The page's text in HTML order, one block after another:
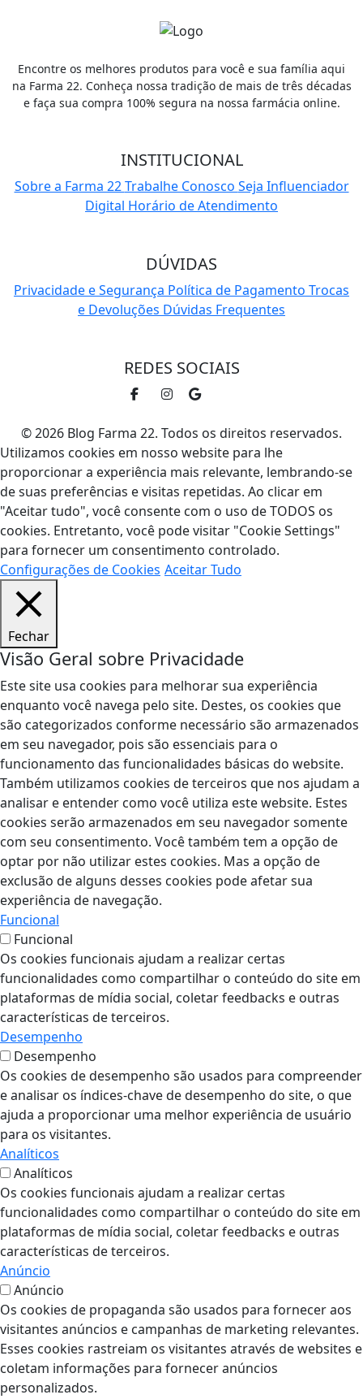
Encontre os melhores produtos para você e sua família aqui
na Farma 22. Conheça nossa tradição de mais de três décadas
e faça sua compra 100% segura na nossa farmácia online.
INSTITUCIONAL
Sobre a Farma 22Trabalhe Conosco Seja Influenciador
Digital Horário de Atendimento
DÚVIDAS
Privacidade e Segurança Política de Pagamento Trocas
e Devoluções Dúvidas Frequentes
REDES SOCIAIS
© 2026 Blog Farma 22. Todos os direitos reservados.
Utilizamos cookies em nosso website para lhe
proporcionar a experiência mais relevante, lembrando-se
de suas preferências e visitas repetidas. Ao clicar em
"Aceitar tudo", você consente com o uso de TODOS os
cookies. Entretanto, você pode visitar "Cookie Settings"
para fornecer um consentimento controlado.
Configurações de Cookies Aceitar Tudo
Fechar
Visão Geral sobre Privacidade
Este site usa cookies para melhorar sua experiência
enquanto você navega pelo site. Destes, os cookies que
são categorizados conforme necessário são armazenados
em seu navegador, pois são essenciais para o
funcionamento das funcionalidades básicas do website.
Também utilizamos cookies de terceiros que nos ajudam a
analisar e entender como você utiliza este website. Estes
cookies serão armazenados em seu navegador somente
com seu consentimento. Você também tem a opção de
optar por não utilizar estes cookies. Mas a opção de
exclusão de alguns desses cookies pode afetar sua
experiência de navegação.
Funcional
Funcional
Os cookies funcionais ajudam a realizar certas
funcionalidades como compartilhar o conteúdo do site em
plataformas de mídia social, coletar feedbacks e outras
características de terceiros.
Desempenho
Desempenho
Os cookies de desempenho são usados para compreender
e analisar os índices-chave de desempenho do site, o que
ajuda a proporcionar uma melhor experiência de usuário
para os visitantes.
Analíticos
Analíticos
Os cookies funcionais ajudam a realizar certas
funcionalidades como compartilhar o conteúdo do site em
plataformas de mídia social, coletar feedbacks e outras
características de terceiros.
Anúncio
Anúncio
Os cookies de propaganda são usados para fornecer aos
visitantes anúncios e campanhas de marketing relevantes.
Esses cookies rastreiam os visitantes através de websites e
coletam informações para fornecer anúncios
personalizados.